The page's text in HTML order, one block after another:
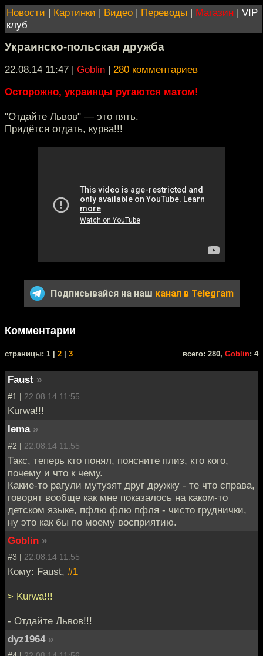
Новости | Картинки | Видео | Переводы | Магазин | VIP
клуб
Украинско-польская дружба
22.08.14 11:47 | Goblin | 280 комментариев
Осторожно, украинцы ругаются матом!
"Отдайте Львов" — это пять.
Придётся отдать, курва!!!
Подписывайся на наш канал в Telegram
Комментарии
cтраницы: 1 | 2 3 всего: 280, Goblin: 4
Faust »
#1 | 22.08.14 11:55
Kurwa!!!
lema »
#2 | 22.08.14 11:55
Такс, теперь кто понял, поясните плиз, кто кого,
почему и что к чему.
Какие-то рагули мутузят друг дружку - те что справа,
говорят вообще как мне показалось на каком-то
детском языке, пфлю флю пфля - чисто груднички,
ну это как бы по моему восприятию.
Goblin »
#3 | 22.08.14 11:55
Кому: Faust, #1
> Kurwa!!!
- Отдайте Львов!!!
dyz1964 »